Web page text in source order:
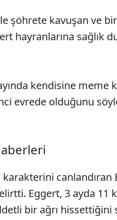
şöhrete kavuşan ve
hayranlarına sağlık
kendisine
evrede olduğunu
canlandıran
Eggert, 3 ayda 11
bir ağrı hissettiğini